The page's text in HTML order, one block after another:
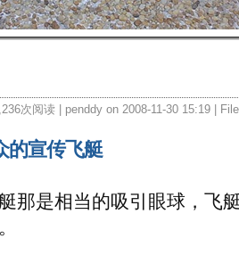
次阅读 | penddy on 2008-11-30 15:19 |
的宣传飞艇
那是相当的吸引眼球，飞